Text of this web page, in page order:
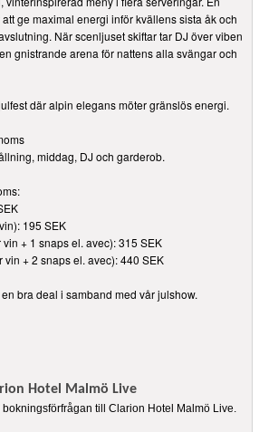
ge maximal energi inför kvällens sista åk och
När scenljuset skiftar tar DJ över viben
gnistrande arena för nattens alla svängar och
där alpin elegans möter gränslös energi.
middag, DJ och garderob.
195 SEK
+ 1 snaps el. avec): 315 SEK
+ 2 snaps el. avec): 440 SEK
bra deal i samband med vår julshow.
Hotel Malmö Live
till Clarion Hotel Malmö Live.